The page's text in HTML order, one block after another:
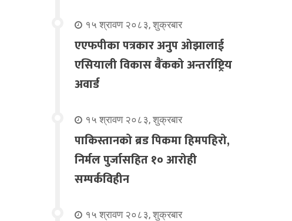
१५ श्रावण २०८३, शुक्रबार
एएफपीका पत्रकार अनुप ओझालाई
एसियाली विकास बैंकको अन्तर्राष्ट्रिय
अवार्ड
१५ श्रावण २०८३, शुक्रबार
पाकिस्तानको ब्रड पिकमा हिमपहिरो,
निर्मल पुर्जासहित १० आरोही
सम्पर्कविहीन
१५ श्रावण २०८३, शुक्रबार